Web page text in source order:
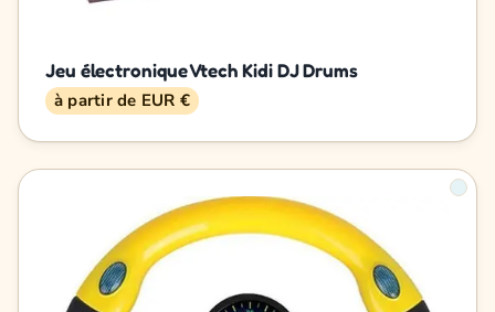
Jeu électronique Vtech Kidi DJ Drums
à partir de EUR €